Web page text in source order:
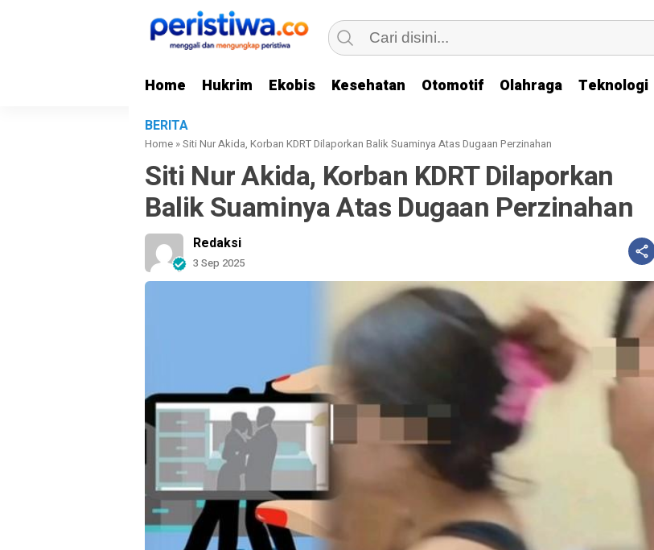
Home Hukrim Ekobis Kesehatan Otomotif Olahraga Teknologi
BERITA
Home »Siti Nur Akida, Korban KDRT Dilaporkan Balik Suaminya Atas Dugaan Perzinahan
Siti Nur Akida, Korban KDRT Dilaporkan
Balik Suaminya Atas Dugaan Perzinahan
Redaksi
3 Sep 2025